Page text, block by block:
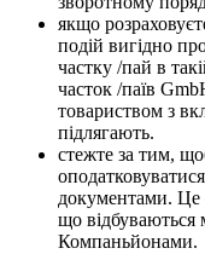
якщо
подій вигідно
частку /пай в
часток /паїв
товариством з
підлягають.
стежте за тим,
документами. Це
що відбуваються
Компаньйонами.